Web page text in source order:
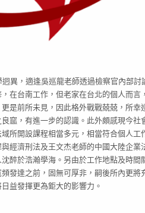
異，適逢吳巡龍老師透過檢察官內部
在台南工作，但老家在台北的個人而
是前所未見，因此格外戰戰兢兢，所
窳，有進一步的認識。此外頗感現今社
所開設課程相當多元，相當符合個人
經濟刑法及王文杰老師的中國大陸企
醉於浩瀚學海。另由於工作地點及時
發達之前，固無可厚非，嗣後所內更將
益發揮更為鉅大的影響力。